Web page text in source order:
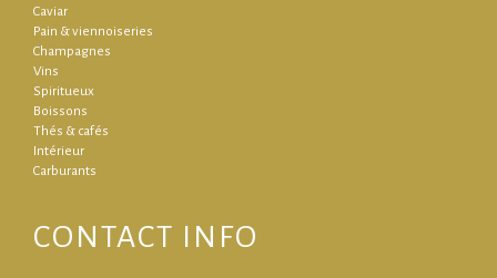
Caviar
Pain & viennoiseries
Champagnes
Vins
Spiritueux
Boissons
Thés & cafés
Intérieur
Carburants
CONTACT INFO